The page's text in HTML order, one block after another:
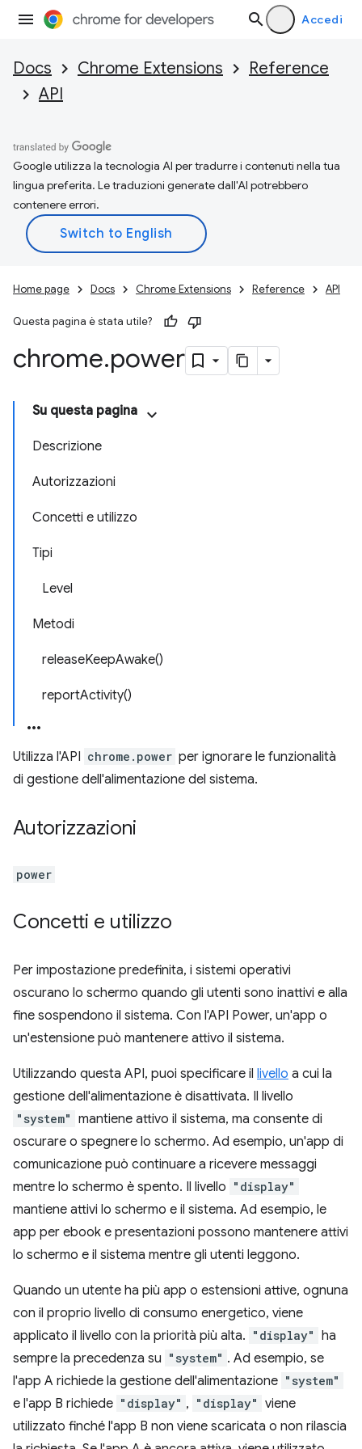
Accedi
Docs Chrome Extensions
Reference
API
Google utilizza la tecnologia AI per tradurre i contenuti nella tua
lingua preferita. Le traduzioni generate dall'AI potrebbero
contenere errori.
Home page Docs Chrome Extensions Reference API
Questa pagina è stata utile?
chrome.power
Su questa pagina
Descrizione
Autorizzazioni
Concetti e utilizzo
Tipi
Level
Metodi
releaseKeepAwake()
reportActivity()
Utilizza l'API chrome.power per ignorare le funzionalità
di gestione dell'alimentazione del sistema.
Autorizzazioni
power
Concetti e utilizzo
Per impostazione predefinita, i sistemi operativi
oscurano lo schermo quando gli utenti sono inattivi e alla
fine sospendono il sistema. Con l'API Power, un'app o
un'estensione può mantenere attivo il sistema.
Utilizzando questa API, puoi specificare il livello a cui la
gestione dell'alimentazione è disattivata. Il livello
"system" mantiene attivo il sistema, ma consente di
oscurare o spegnere lo schermo. Ad esempio, un'app di
comunicazione può continuare a ricevere messaggi
mentre lo schermo è spento. Il livello "display"
mantiene attivi lo schermo e il sistema. Ad esempio, le
app per ebook e presentazioni possono mantenere attivi
lo schermo e il sistema mentre gli utenti leggono.
Quando un utente ha più app o estensioni attive, ognuna
con il proprio livello di consumo energetico, viene
applicato il livello con la priorità più alta. "display" ha
sempre la precedenza su "system" . Ad esempio, se
l'app A richiede la gestione dell'alimentazione "system"
e l'app B richiede "display" , "display" viene
utilizzato finché l'app B non viene scaricata o non rilascia